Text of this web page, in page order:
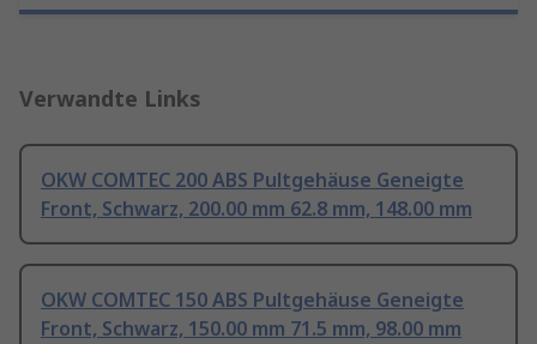
Verwandte Links
OKW COMTEC 200 ABS Pultgehäuse Geneigte
Front, Schwarz, 200.00 mm 62.8 mm, 148.00 mm
OKW COMTEC 150 ABS Pultgehäuse Geneigte
Front, Schwarz, 150.00 mm 71.5 mm, 98.00 mm